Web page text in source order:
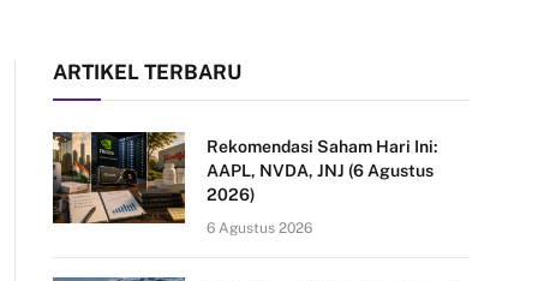
ARTIKEL TERBARU
Rekomendasi Saham Hari Ini:
AAPL, NVDA, JNJ (6 Agustus
2026)
6 Agustus 2026